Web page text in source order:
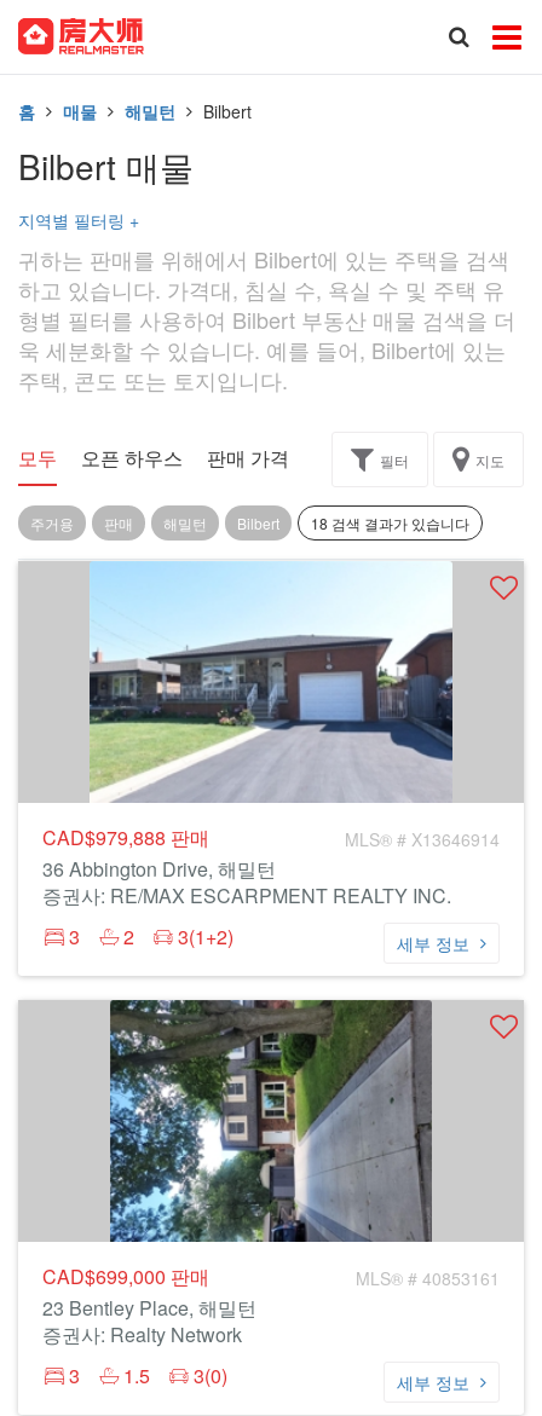
홈 매물 해밀턴 Bilbert
Bilbert 매물
지역별 필터링 +
귀하는 판매를 위해에서 Bilbert에 있는 주택을 검색
하고 있습니다. 가격대, 침실 수, 욕실 수 및 주택 유
형별 필터를 사용하여 Bilbert 부동산 매물 검색을 더
욱 세분화할 수 있습니다. 예를 들어, Bilbert에 있는
주택, 콘도 또는 토지입니다.
모두 오픈 하우스 판매 가격 독점 과제
필터 지도
주거용 판매 해밀턴 Bilbert 18 검색 결과가 있습니다
CAD$979,888 판매 MLS® # X13646914
36 Abbington Drive, 해밀턴
증권사: RE/MAX ESCARPMENT REALTY INC.
3
2 3(1+2) 세부 정보
CAD$699,000 판매 MLS® # 40853161
23 Bentley Place, 해밀턴
증권사: Realty Network
3
1.5 3(0) 세부 정보